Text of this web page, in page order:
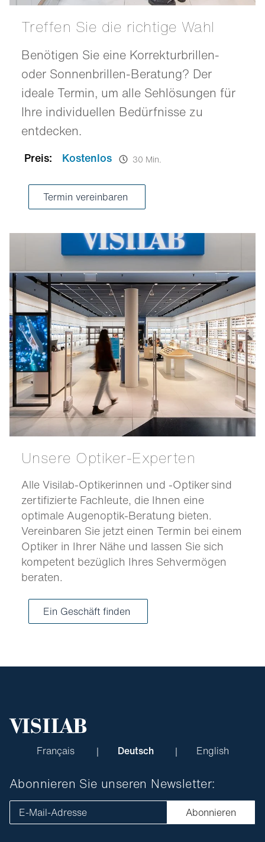
Treffen Sie die richtige Wahl
Benötigen Sie eine Korrekturbrillen-
oder Sonnenbrillen-Beratung? Der
ideale Termin, um alle Sehlösungen für
Ihre individuellen Bedürfnisse zu
entdecken.
Preis: Kostenlos 30 Min.
Termin vereinbaren
Unsere Optiker-Experten
Alle Visilab-Optikerinnen und -Optiker sind
zertifizierte Fachleute, die Ihnen eine
optimale Augenoptik-Beratung bieten.
Vereinbaren Sie jetzt einen Termin bei einem
Optiker in Ihrer Nähe und lassen Sie sich
kompetent bezüglich Ihres Sehvermögen
beraten.
Ein Geschäft finden
Français Deutsch English
Abonnieren Sie unseren Newsletter:
E-Mail-Adresse Abonnieren